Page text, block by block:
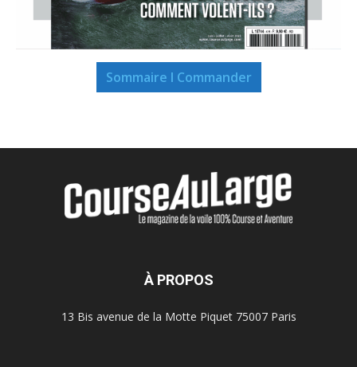
Sommaire I Commander
À PROPOS
13 Bis avenue de la Motte Piquet 75007 Paris